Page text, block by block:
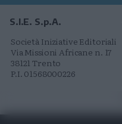
S.I.E. S.p.A.
Società Iniziative Editoriali
Via Missioni Africane n. 17
38121 Trento
P.I. 01568000226